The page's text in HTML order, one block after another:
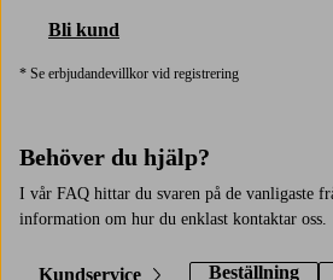
Bli kund
* Se erbjudandevillkor vid registrering
Behöver du hjälp?
I vår FAQ hittar du svaren på de vanligaste
information om hur du enklast kontaktar oss.
Kundservice Beställning